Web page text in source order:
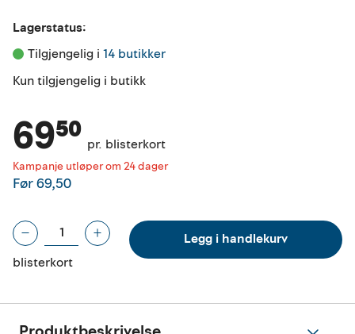
Lagerstatus:
Tilgjengelig i 14 butikker
Kun tilgjengelig i butikk
Kampanje utløper om 24 dager
69⁵⁰ pr. blisterkort
Før69,50
blisterkort
Legg i handlekurv